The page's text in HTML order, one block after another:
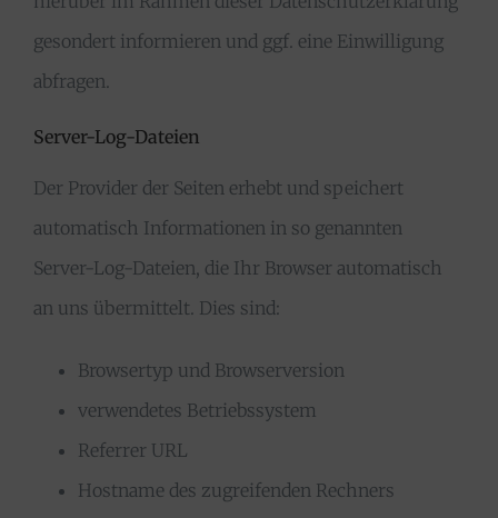
gesondert informieren und ggf. eine Einwilligung
abfragen.
Server-Log-Dateien
Der Provider der Seiten erhebt und speichert
automatisch Informationen in so genannten
Server-Log-Dateien, die Ihr Browser automatisch
an uns übermittelt. Dies sind:
Browsertyp und Browserversion
verwendetes Betriebssystem
Referrer URL
Hostname des zugreifenden Rechners